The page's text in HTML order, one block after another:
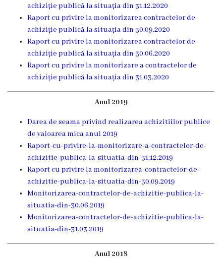
Rezina”
ONG-
uri
Posturi
Consiliul
Componența
Consiliului
Secretar
Comisii
achiziție publică la situația din 31.12.2020
Raport cu privire la monitorizarea contractelor de
achiziție publică la situația din 30.09.2020
Raport cu privire la monitorizarea contractelor de
achiziție publică la situația din 30.06.2020
Raport cu privire la monitorizare a contractelor de
achiziție publică la situația din 31.03.2020
Anul 2019
Darea de seama privind realizarea achizitiilor publice
de valoarea mica anul 2019
Raport-cu-privire-la-monitorizare-a-contractelor-de-
achizitie-publica-la-situatia-din-31.12.2019
Raport cu privire la monitorizarea-contractelor-de-
achizitie-publica-la-situatia-din-30.09.2019
Monitorizarea-contractelor-de-achizitie-publica-la-
situatia-din-30.06.2019
Monitorizarea-contractelor-de-achizitie-publica-la-
situatia-din-31.03.2019
Anul 2018